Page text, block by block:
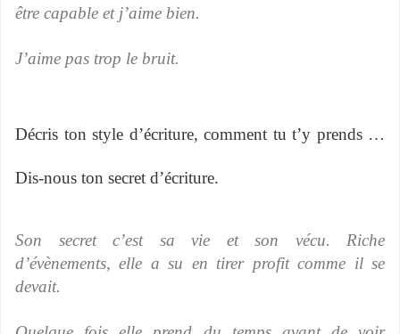
être capable et j’aime bien.
J’aime pas trop le bruit.
Décris ton style d’écriture, comment tu t’y prends …
Dis-nous ton secret d’écriture.
Son secret c’est sa vie et son vécu. Riche
d’évènements, elle a su en tirer profit comme il se
devait.